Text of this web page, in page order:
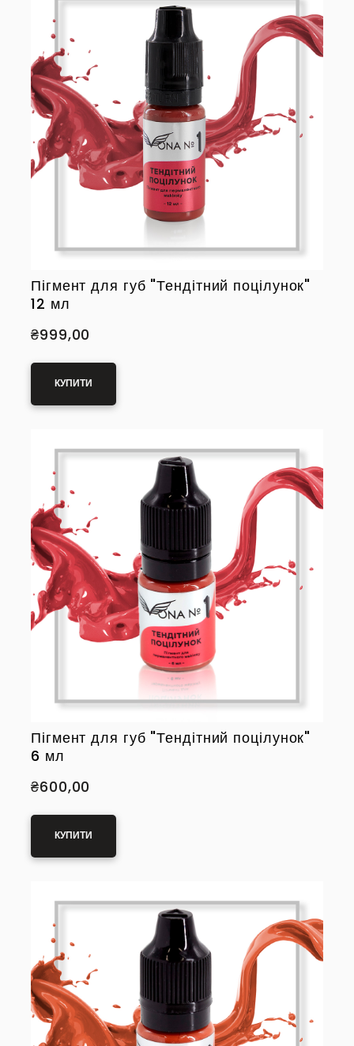
Пігмент для губ "Тендітний поцілунок"
12 мл
₴999,00
КУПИТИ
Пігмент для губ "Тендітний поцілунок"
6 мл
₴600,00
КУПИТИ